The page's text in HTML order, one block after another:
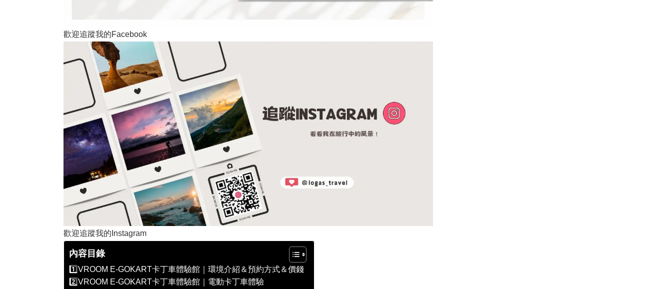
歡迎追蹤我的Facebook
歡迎追蹤我的Instagram
內容目錄
1️⃣VROOM E-GOKART卡丁車體驗館｜環境介紹＆預約方式＆價錢
2️⃣VROOM E-GOKART卡丁車體驗館｜電動卡丁車體驗